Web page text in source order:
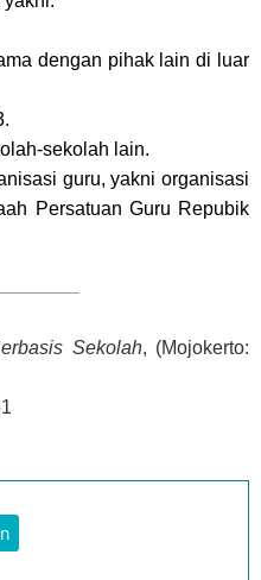
dengan pihak lain di luar
sekolah lain.
guru, yakni organisasi
Persatuan Guru Repubik
Sekolah, (Mojokerto: